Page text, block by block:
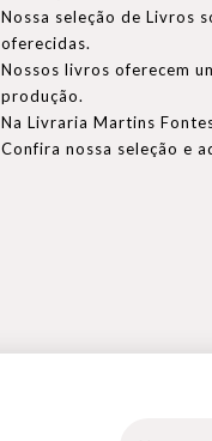
Nossa seleção de Livros
oferecidas.
Nossos livros oferecem
produção.
Na Livraria Martins
Confira nossa seleção e